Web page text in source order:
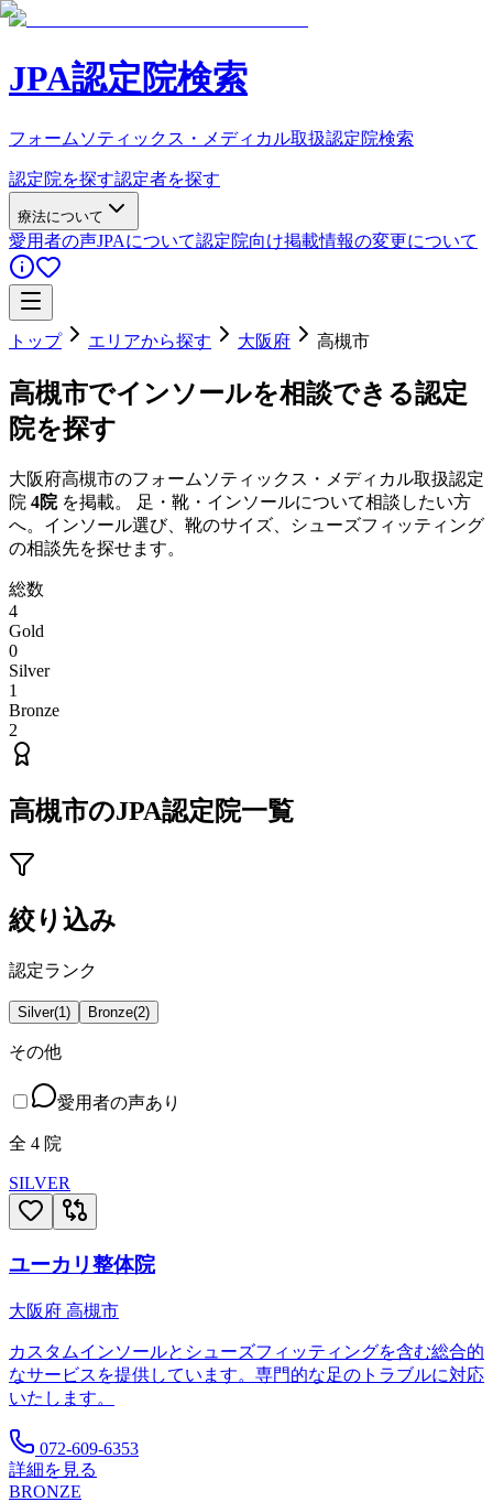
JPA認定院検索
フォームソティックス・メディカル取扱認定院検索
認定院を探す認定者を探す
療法について
愛用者の声JPAについて認定院向け掲載情報の変更について
トップ エリアから探す 大阪府 高槻市
高槻市でインソールを相談できる認定
院を探す
大阪府高槻市のフォームソティックス・メディカル取扱認定
院 4院を掲載。 足・靴・インソールについて相談したい方
へ。インソール選び、靴のサイズ、シューズフィッティング
の相談先を探せます。
総数
4
Gold
0
Silver
1
Bronze
2
高槻市のJPA認定院一覧
絞り込み
認定ランク
Silver(1) Bronze(2)
その他
愛用者の声あり
全 4 院
SILVER
ユーカリ整体院
大阪府 高槻市
カスタムインソールとシューズフィッティングを含む総合的
なサービスを提供しています。専門的な足のトラブルに対応
いたします。
072-609-6353
詳細を見る
BRONZE